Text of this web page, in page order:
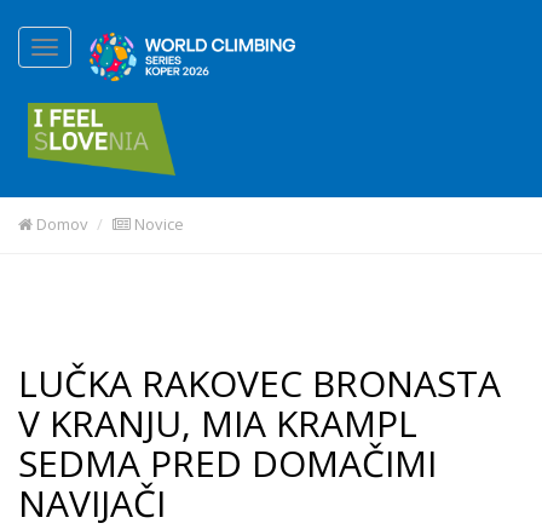
Domov Novice
LUČKA RAKOVEC BRONASTA
V KRANJU, MIA KRAMPL
SEDMA PRED DOMAČIMI
NAVIJAČI